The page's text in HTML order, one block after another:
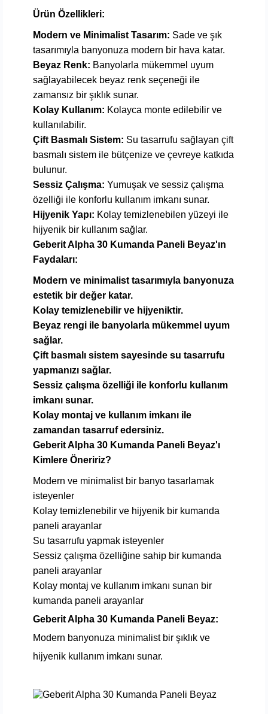
Ürün Özellikleri:
Modern ve Minimalist Tasarım: Sade ve şık
tasarımıyla banyonuza modern bir hava katar.
Beyaz Renk: Banyolarla mükemmel uyum
sağlayabilecek beyaz renk seçeneği ile
zamansız bir şıklık sunar.
Kolay Kullanım: Kolayca monte edilebilir ve
kullanılabilir.
Çift Basmalı Sistem: Su tasarrufu sağlayan çift
basmalı sistem ile bütçenize ve çevreye katkıda
bulunur.
Sessiz Çalışma: Yumuşak ve sessiz çalışma
özelliği ile konforlu kullanım imkanı sunar.
Hijyenik Yapı: Kolay temizlenebilen yüzeyi ile
hijyenik bir kullanım sağlar.
Geberit Alpha 30 Kumanda Paneli Beyaz'ın
Faydaları:
Modern ve minimalist tasarımıyla banyonuza
estetik bir değer katar.
Kolay temizlenebilir ve hijyeniktir.
Beyaz rengi ile banyolarla mükemmel uyum
sağlar.
Çift basmalı sistem sayesinde su tasarrufu
yapmanızı sağlar.
Sessiz çalışma özelliği ile konforlu kullanım
imkanı sunar.
Kolay montaj ve kullanım imkanı ile
zamandan tasarruf edersiniz.
Geberit Alpha 30 Kumanda Paneli Beyaz'ı
Kimlere Öneririz?
Modern ve minimalist bir banyo tasarlamak
isteyenler
Kolay temizlenebilir ve hijyenik bir kumanda
paneli arayanlar
Su tasarrufu yapmak isteyenler
Sessiz çalışma özelliğine sahip bir kumanda
paneli arayanlar
Kolay montaj ve kullanım imkanı sunan bir
kumanda paneli arayanlar
Geberit Alpha 30 Kumanda Paneli Beyaz:
Modern banyonuza minimalist bir şıklık ve
hijyenik kullanım imkanı sunar.